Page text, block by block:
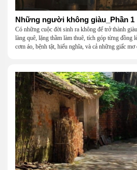
Những người không giàu_Phần 1
Có những cuộc đời sinh ra không để trở thành
làng quê, lặng thầm làm thuê, tích góp từng đồng
cơm áo, bệnh tật, hiếu nghĩa, và cả những giấc
một mái nhà bằng lòng thương, bằng sự nhẫn nại
nghèo đến đâu, cũng còn có nhau để quay về.